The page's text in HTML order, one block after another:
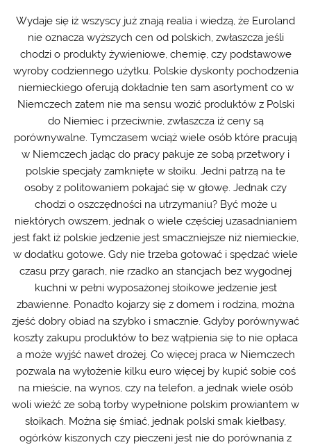
Wydaje się iż wszyscy już znają realia i wiedzą, że Euroland
nie oznacza wyższych cen od polskich, zwłaszcza jeśli
chodzi o produkty żywieniowe, chemię, czy podstawowe
wyroby codziennego użytku. Polskie dyskonty pochodzenia
niemieckiego oferują dokładnie ten sam asortyment co w
Niemczech zatem nie ma sensu wozić produktów z Polski
do Niemiec i przeciwnie, zwłaszcza iż ceny są
porównywalne. Tymczasem wciąż wiele osób które pracują
w Niemczech jadąc do pracy pakuje ze sobą przetwory i
polskie specjały zamknięte w słoiku. Jedni patrzą na te
osoby z politowaniem pokajać się w głowę. Jednak czy
chodzi o oszczędności na utrzymaniu? Być może u
niektórych owszem, jednak o wiele częściej uzasadnianiem
jest fakt iż polskie jedzenie jest smaczniejsze niż niemieckie,
w dodatku gotowe. Gdy nie trzeba gotować i spędzać wiele
czasu przy garach, nie rzadko an stancjach bez wygodnej
kuchni w pełni wyposażonej słoikowe jedzenie jest
zbawienne. Ponadto kojarzy się z domem i rodzina, można
zjeść dobry obiad na szybko i smacznie. Gdyby porównywać
koszty zakupu produktów to bez wątpienia się to nie opłaca
a może wyjść nawet drożej. Co więcej praca w Niemczech
pozwala na wyłożenie kilku euro więcej by kupić sobie coś
na mieście, na wynos, czy na telefon, a jednak wiele osób
woli wieźć ze sobą torby wypełnione polskim prowiantem w
słoikach. Można się śmiać, jednak polski smak kiełbasy,
ogórków kiszonych czy pieczeni jest nie do porównania z